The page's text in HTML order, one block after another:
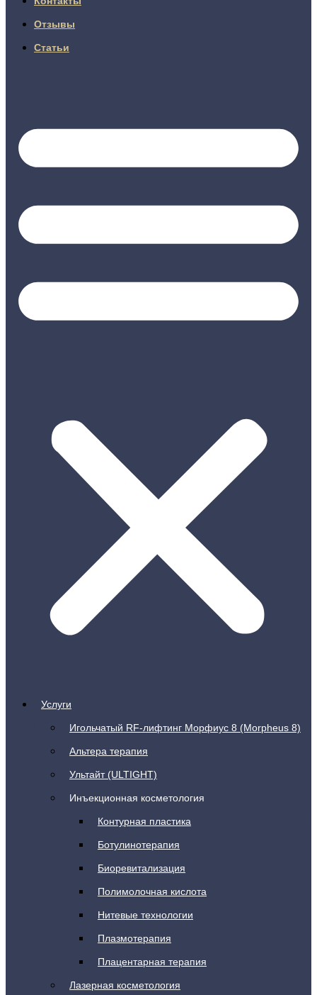
Отзывы
Статьи
Услуги
Игольчатый RF-лифтинг Морфиус 8 (Morpheus 8)
Альтера терапия
Ультайт (ULTIGHT)
Инъекционная косметология
Контурная пластика
Ботулинотерапия
Биоревитализация
Полимолочная кислота
Нитевые технологии
Плазмотерапия
Плацентарная терапия
Лазерная косметология